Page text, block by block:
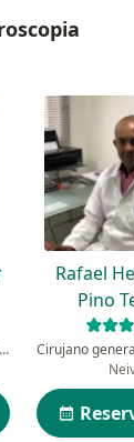
Cirujano general, Gastroenterólogo
Rafael
Pino